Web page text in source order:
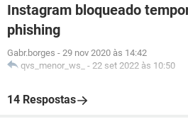
Instagram bloqueado
phishing
Gabr.borges - 29 nov 2020 às 14:42
qvs_menor_ws_
- 22 set 2022 às 10:50
14 Respostas